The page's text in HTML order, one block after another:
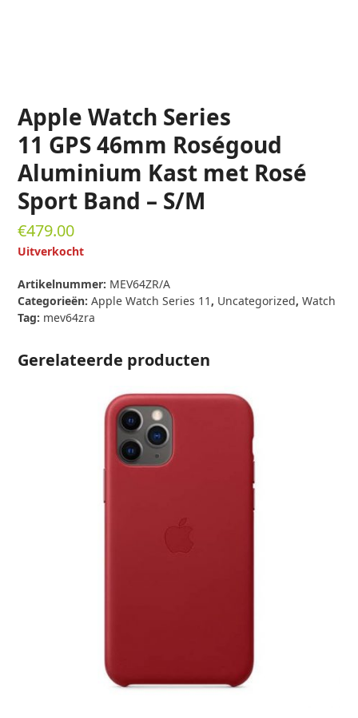
Apple Watch Series
11 GPS 46mm Roségoud
Aluminium Kast met Rosé
Sport Band – S/M
€479.00
Uitverkocht
Artikelnummer: MEV64ZR/A
Categorieën:Apple Watch Series 11 , Uncategorized,Watch
Tag: mev64zra
Gerelateerde producten